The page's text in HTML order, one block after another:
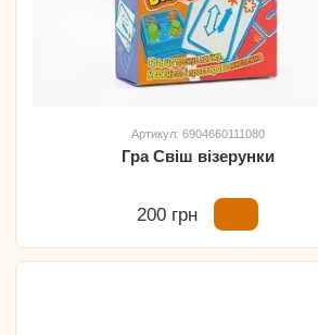
Артикул: 6904660111080
Гра Свіш візерунки
200 грн